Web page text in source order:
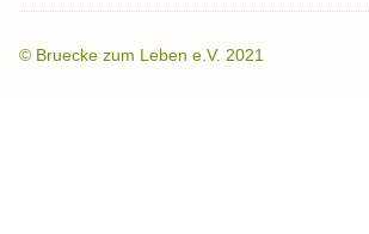
© Bruecke zum Leben e.V. 2021